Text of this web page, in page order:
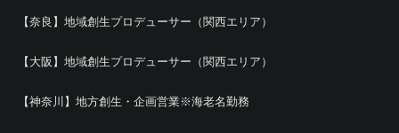
【奈良】地域創生プロデューサー（関西エリア）
【大阪】地域創生プロデューサー（関西エリア）
【神奈川】地方創生・企画営業※海老名勤務